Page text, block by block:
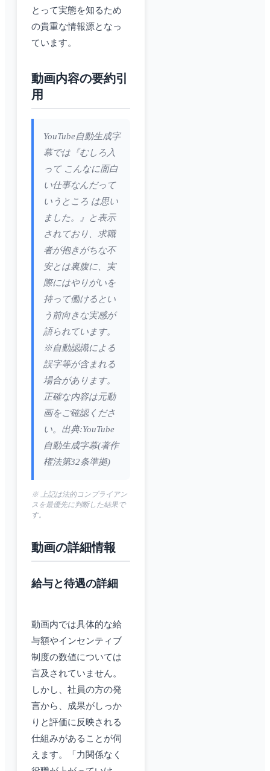
とって実態を知るため
の貴重な情報源となっ
ています。
動画内容の要約引
用
YouTube自動生成字
幕では『むしろ入
って こんなに面白
い仕事なんだって
いうところ は思い
ました。』と表示
されており、求職
者が抱きがちな不
安とは裏腹に、実
際にはやりがいを
持って働けるとい
う前向きな実感が
語られています。
※自動認識による
誤字等が含まれる
場合があります。
正確な内容は元動
画をご確認くださ
い。出典:YouTube
自動生成字幕(著作
権法第32条準拠)
※ 上記は法的コンプライアン
スを最優先に判断した結果で
す。
動画の詳細情報
給与と待遇の詳細
動画内では具体的な給
与額やインセンティブ
制度の数値については
言及されていません。
しかし、社員の方の発
言から、成果がしっか
りと評価に反映される
仕組みがあることが伺
えます。「力関係なく